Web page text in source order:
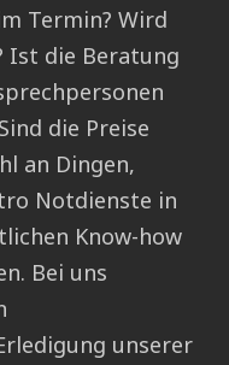
Termin? Wird
Ist die Beratung
die Preise
an Dingen,
Notdienste in
Know-how
Bei uns
unserer